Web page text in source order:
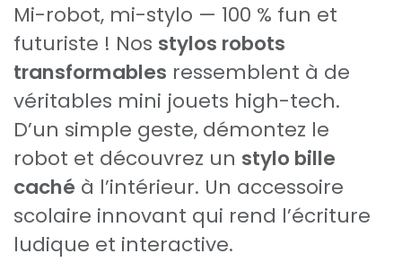
Mi-robot, mi-stylo — 100 % fun et
futuriste ! Nos stylos robots
transformables ressemblent à de
véritables mini jouets high-tech.
D’un simple geste, démontez le
robot et découvrez un stylo bille
caché à l’intérieur. Un accessoire
scolaire innovant qui rend l’écriture
ludique et interactive.